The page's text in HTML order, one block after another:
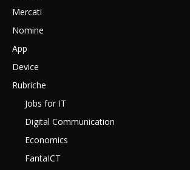
Mercati
Nomine
App
Device
Rubriche
Jobs for IT
Digital Communication
Economics
FantaICT